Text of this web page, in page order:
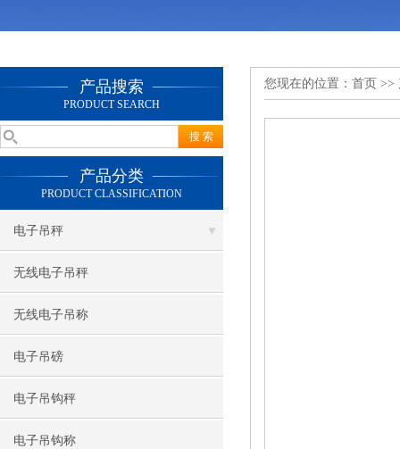
产品搜索
PRODUCT SEARCH
产品分类
PRODUCT CLASSIFICATION
电子吊秤
无线电子吊秤
无线电子吊称
电子吊磅
电子吊钩秤
电子吊钩称
您现在的位置： 首页 >>